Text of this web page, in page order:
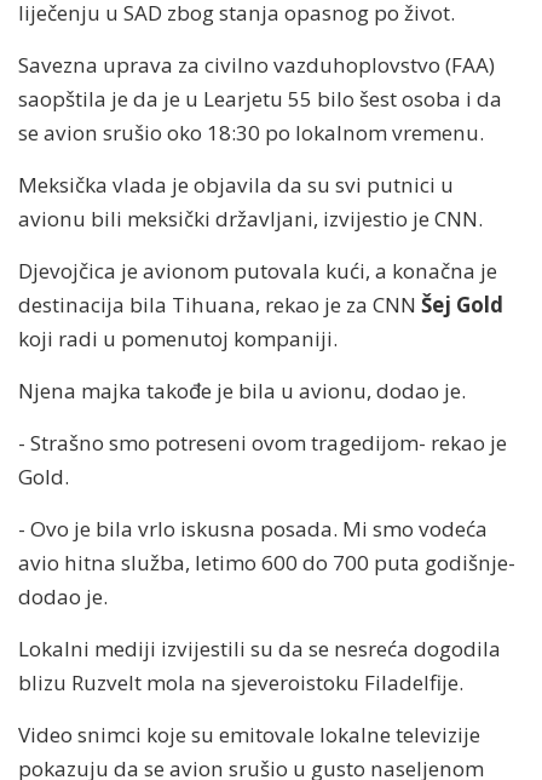
liječenju u SAD zbog stanja opasnog po život.
Savezna uprava za civilno vazduhoplovstvo (FAA)
saopštila je da je u Learjetu 55 bilo šest osoba i da
se avion srušio oko 18:30 po lokalnom vremenu.
Meksička vlada je objavila da su svi putnici u
avionu bili meksički državljani, izvijestio je CNN.
Djevojčica je avionom putovala kući, a konačna je
destinacija bila Tihuana, rekao je za CNN Šej Gold
koji radi u pomenutoj kompaniji.
Njena majka takođe je bila u avionu, dodao je.
- Strašno smo potreseni ovom tragedijom- rekao je
Gold.
- Ovo je bila vrlo iskusna posada. Mi smo vodeća
avio hitna služba, letimo 600 do 700 puta godišnje-
dodao je.
Lokalni mediji izvijestili su da se nesreća dogodila
blizu Ruzvelt mola na sjeveroistoku Filadelfije.
Video snimci koje su emitovale lokalne televizije
pokazuju da se avion srušio u gusto naseljenom